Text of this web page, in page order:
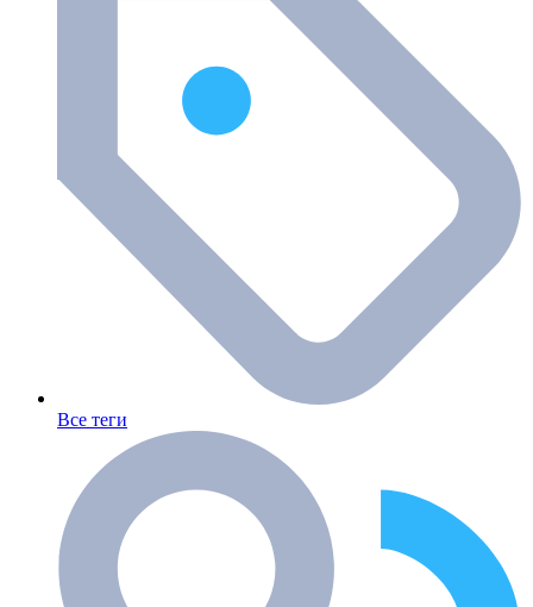
Все теги